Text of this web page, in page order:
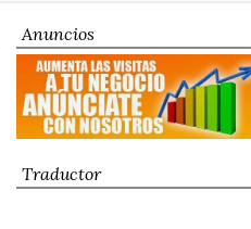
Anuncios
Traductor